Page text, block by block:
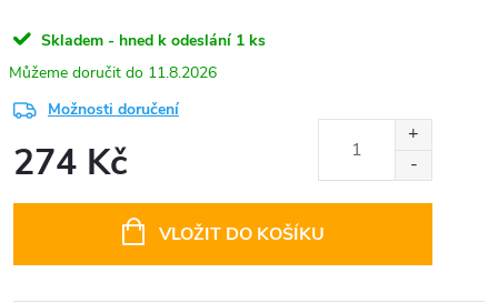
Skladem - hned k odeslání 1 ks
11.8.2026
Možnosti doručení
274 Kč
VLOŽIT DO KOŠÍKU